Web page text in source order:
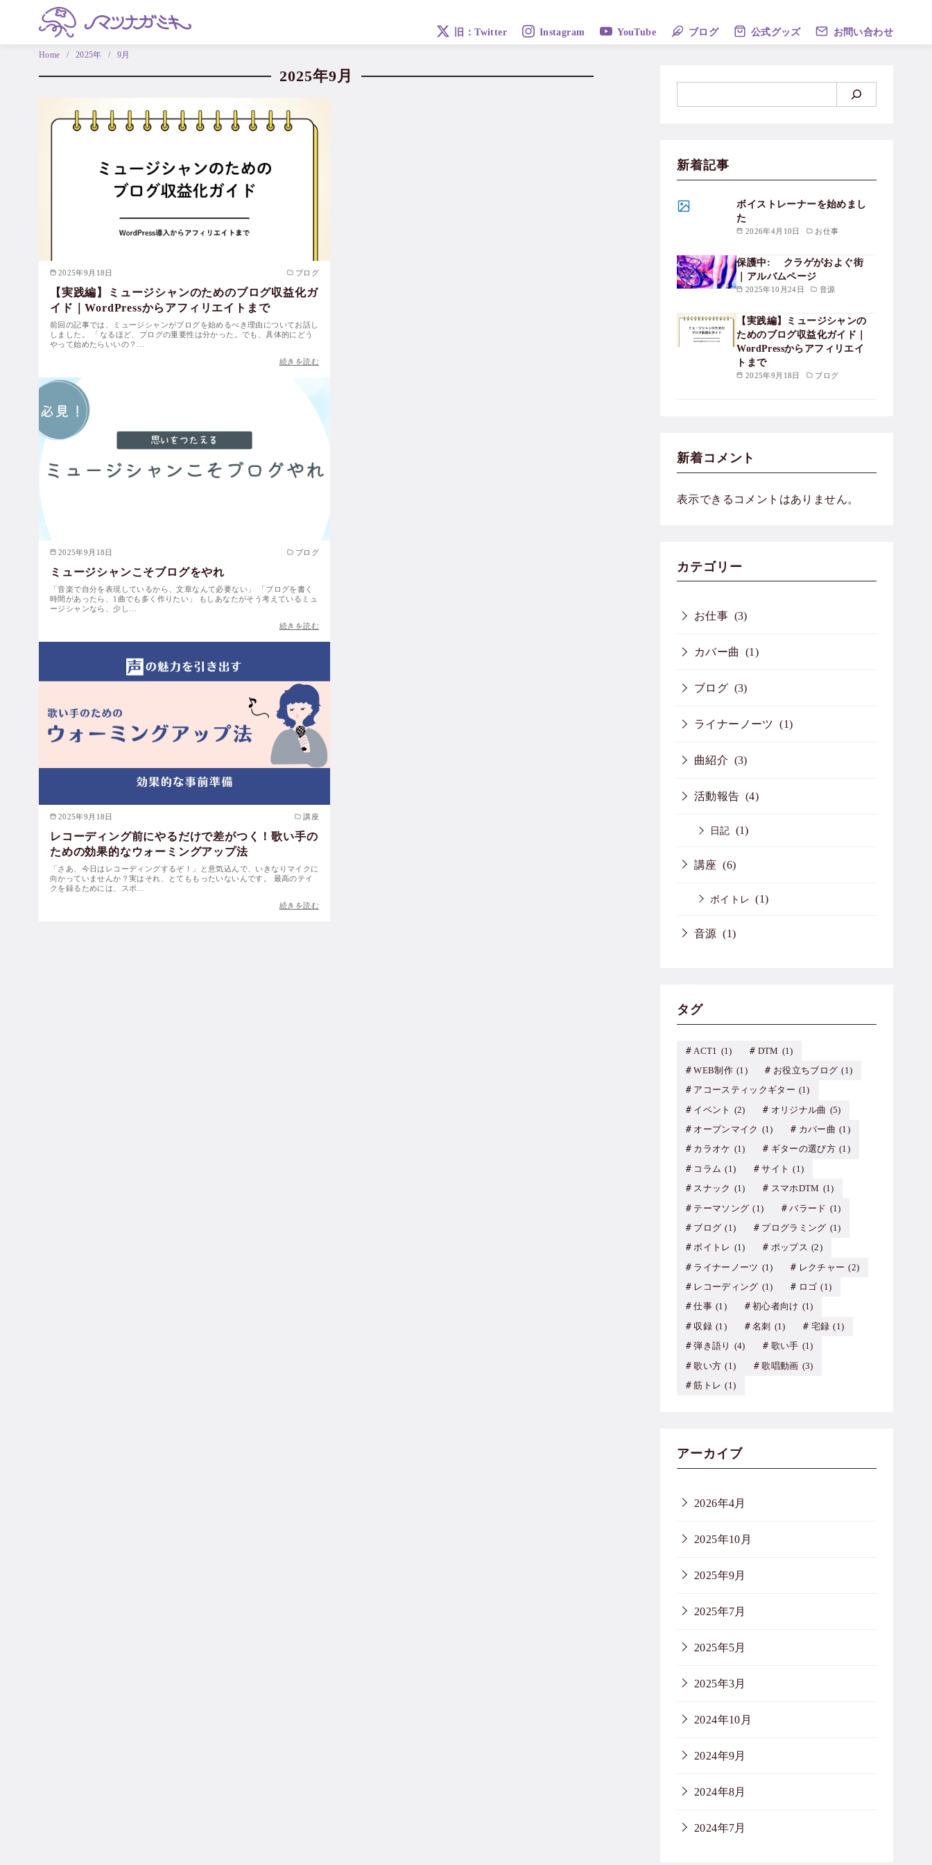
旧：Twitter Instagram YouTube ブログ 公式グッズ お問い合わせ
Home 2025年 9月
2025年9月
2025年9月18日 ブログ
【実践編】ミュージシャンのためのブログ収益化ガ
イド｜WordPressからアフィリエイトまで
前回の記事では、ミュージシャンがブログを始めるべき理由についてお話し
しました。 「なるほど、ブログの重要性は分かった。でも、具体的にどう
やって始めたらいいの？…
続きを読む
2025年9月18日 ブログ
ミュージシャンこそブログをやれ
「音楽で自分を表現しているから、文章なんて必要ない」 「ブログを書く
時間があったら、1曲でも多く作りたい」 もしあなたがそう考えているミュ
ージシャンなら、少し…
続きを読む
2025年9月18日 講座
レコーディング前にやるだけで差がつく！歌い手の
ための効果的なウォーミングアップ法
「さあ、今日はレコーディングするぞ！」と意気込んで、いきなりマイクに
向かっていませんか？実はそれ、とてももったいないんです。 最高のテイ
クを録るためには、スポ…
続きを読む
新着記事
2026年4月10日 お仕事
ボイストレーナーを始めまし
た
2025年10月24日 音源
保護中: クラゲがおよぐ街
｜アルバムページ
2025年9月18日 ブログ
【実践編】ミュージシャンの
ためのブログ収益化ガイド｜
WordPressからアフィリエイ
トまで
新着コメント
表示できるコメントはありません。
カテゴリー
お仕事 (3)
カバー曲 (1)
ブログ (3)
ライナーノーツ (1)
曲紹介 (3)
活動報告 (4)
日記 (1)
講座 (6)
ボイトレ (1)
音源 (1)
タグ
ACT1 (1) DTM (1)
WEB制作 (1) お役立ちブログ (1)
アコースティックギター (1)
イベント (2) オリジナル曲 (5)
オープンマイク (1) カバー曲 (1)
カラオケ (1) ギターの選び方 (1)
コラム (1) サイト (1)
スナック (1) スマホDTM (1)
テーマソング (1) バラード (1)
ブログ (1) プログラミング (1)
ボイトレ (1) ポップス (2)
ライナーノーツ (1) レクチャー (2)
レコーディング (1) ロゴ (1)
仕事 (1) 初心者向け (1)
収録 (1) 名刺 (1) 宅録 (1)
弾き語り (4) 歌い手 (1)
歌い方 (1) 歌唱動画 (3)
筋トレ (1)
アーカイブ
2026年4月
2025年10月
2025年9月
2025年7月
2025年5月
2025年3月
2024年10月
2024年9月
2024年8月
2024年7月